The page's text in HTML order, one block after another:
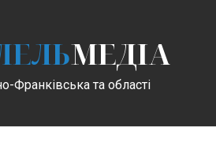
МЕДІА
Франківська та області